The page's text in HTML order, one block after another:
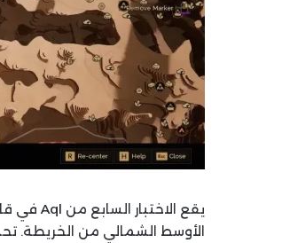
الأوسط الشمالي من الخريطة.